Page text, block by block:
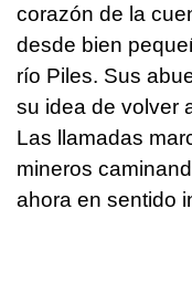
corazón de la
desde bien
río Piles. Sus
su idea de volver
Las llamadas
mineros
ahora en sentido